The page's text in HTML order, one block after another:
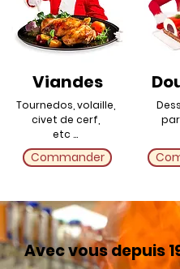
Viandes
Tournedos, volaille,
civet de cerf,
etc ...
Commander
Avec vous depuis